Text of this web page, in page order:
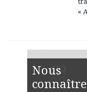
«
Nous
connaître